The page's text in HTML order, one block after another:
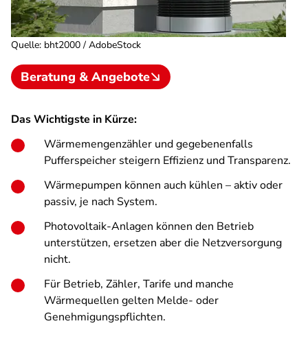
Quelle: bht2000 / AdobeStock
Beratung & Angebote
Das Wichtigste in Kürze:
Wärmemengenzähler und gegebenenfalls
Pufferspeicher steigern Effizienz und Transparenz.
Wärmepumpen können auch kühlen – aktiv oder
passiv, je nach System.
Photovoltaik-Anlagen können den Betrieb
unterstützen, ersetzen aber die Netzversorgung
nicht.
Für Betrieb, Zähler, Tarife und manche
Wärmequellen gelten Melde- oder
Genehmigungspflichten.